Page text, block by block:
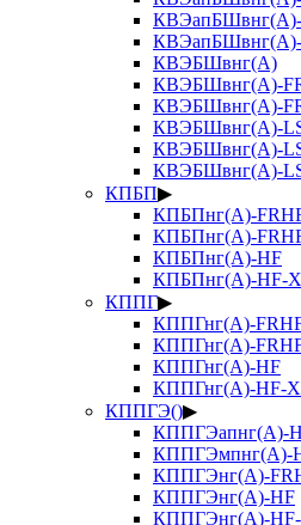
КВЭБШвнг(А)
КВЭБШвнг(А)-
КВЭБШвнг(А)-
КВЭБШвнг(А)-
КВЭБШвнг(А)-
КВЭБШвнг(А)-
КПБП▶
КПБПнг(А)-
КПБПнг(А)-
КПБПнг(А)-HF
КПБПнг(А)-HF-
КППГ▶
КППГнг(А)-
КППГнг(А)-
КППГнг(А)-HF
КППГнг(А)-HF-
КППГЭ()▶
КППГЭапнг(А)-
КППГЭмпнг(А)-
КППГЭнг(А)-
КППГЭнг(А)-HF
КППГЭнг(А)-